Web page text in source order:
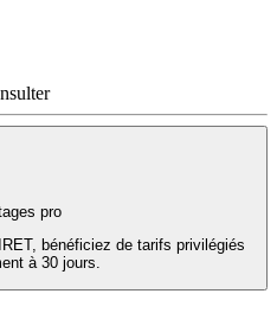
pro
bénéficiez de tarifs privilégiés
à 30 jours.